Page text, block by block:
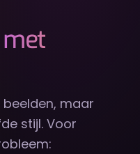
met
maar
stijl. Voor